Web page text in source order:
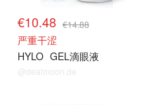
€10.48 €14.88
严重干涩
HYLO GEL滴眼液
@dealmoon.de